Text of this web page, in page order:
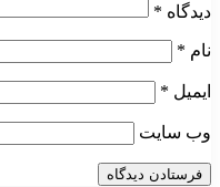
دیدگاه *
نام *
ایمیل *
وب‌ سایت